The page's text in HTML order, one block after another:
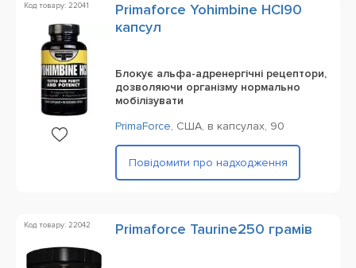
Код товару: 22041
Primaforce Yohimbine HCl90
капсул
Блокує альфа-адренергічні рецептори,
дозволяючи організму нормально
мобілізувати
PrimaForce, США, в капсулах, 90
Повідомити про надходження
Код товару: 22042 Primaforce Taurine250 грамів